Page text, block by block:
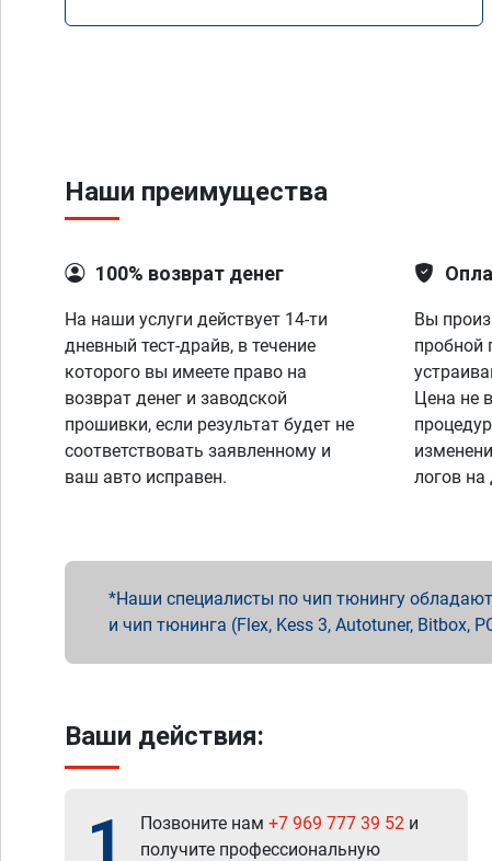
Наши преимущества
100% возврат денег
На наши услуги действует 14-ти
дневный тест-драйв, в течение
которого вы имеете право на
возврат денег и заводской
прошивки, если результат будет не
соответствовать заявленному и
ваш авто исправен.
Вы
пробной
Цена не
логов на
Наши специалисты по чип тюнингу
и чип тюнинга (Flex, Kess 3, Autotuner, Bitbox,
Ваши действия:
1 Позвоните нам +7 969 777 39 52 и
получите профессиональную